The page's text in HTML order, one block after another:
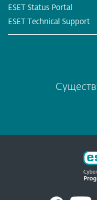
ESET Status Portal
ESET Technical Support